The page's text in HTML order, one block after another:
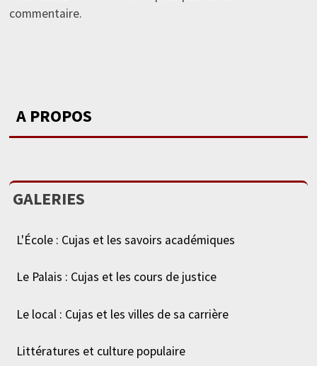
commentaire.
A PROPOS
GALERIES
L'École : Cujas et les savoirs académiques
Le Palais : Cujas et les cours de justice
Le local : Cujas et les villes de sa carrière
Littératures et culture populaire